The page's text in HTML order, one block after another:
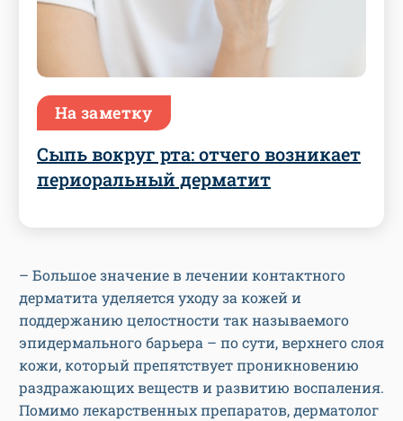
На заметку
Сыпь вокруг рта: отчего возникает
периоральный дерматит
– Большое значение в лечении контактного
дерматита уделяется уходу за кожей и
поддержанию целостности так называемого
эпидермального барьера – по сути, верхнего слоя
кожи, который препятствует проникновению
раздражающих веществ и развитию воспаления.
Помимо лекарственных препаратов, дерматолог